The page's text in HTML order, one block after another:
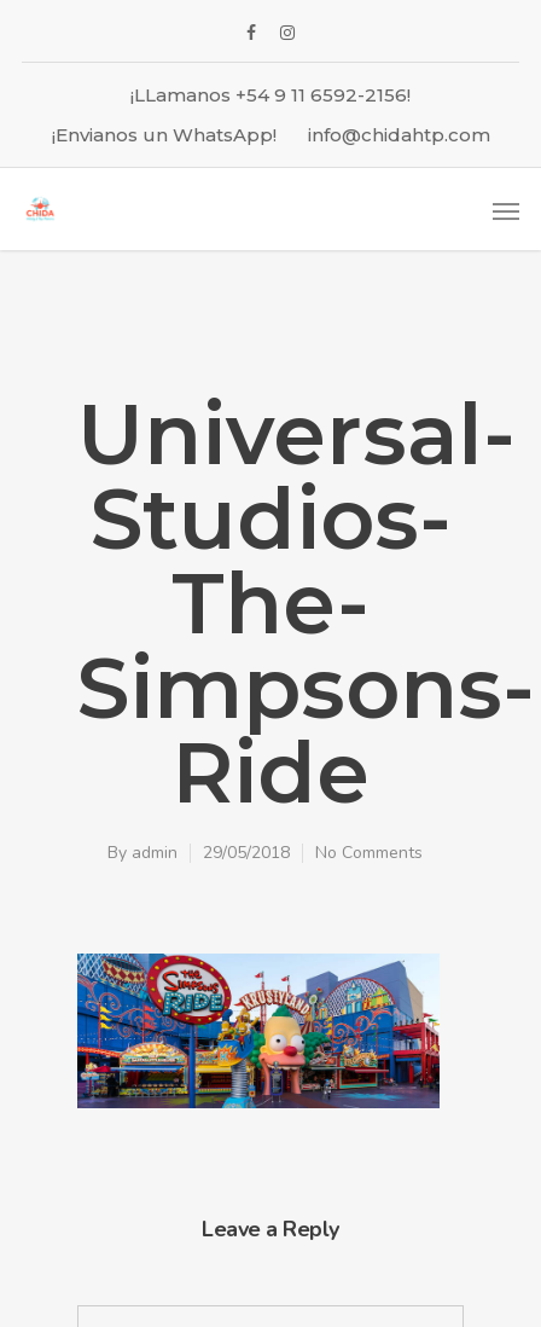
¡LLamanos +54 9 11 6592-2156!
¡Envianos un WhatsApp!
info@chidahtp.com
Universal-
Studios-
The-
Simpsons-
Ride
By admin 29/05/2018 No Comments
Leave a Reply